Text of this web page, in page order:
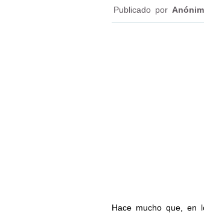
Publicado por
Hace mucho que, en